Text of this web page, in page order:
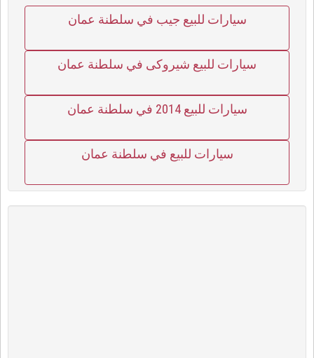
سيارات للبيع جيب في سلطنة عمان
سيارات للبيع شيروكى في سلطنة عمان
سيارات للبيع 2014 في سلطنة عمان
سيارات للبيع في سلطنة عمان